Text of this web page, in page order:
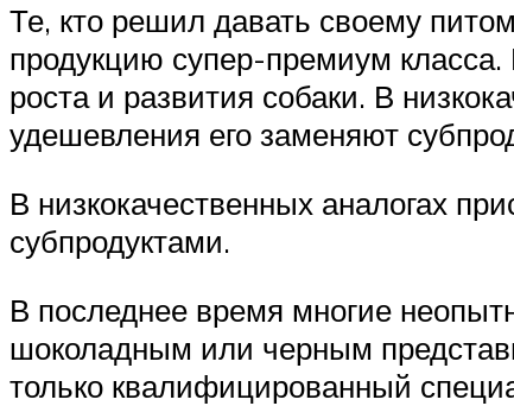
Те, кто решил давать своему
продукцию супер-премиум
роста и развития собаки. В
удешевления его заменяют
В низкокачественных аналогах
субпродуктами.
В последнее время многие
шоколадным или черным
только квалифицированный